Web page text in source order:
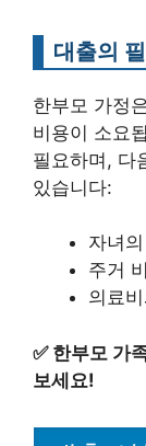
대출의
한부모 가정
비용이 소요
필요하며, 다
있습니다:
자녀
주거
의료
✅ 한부모 가
보세요!